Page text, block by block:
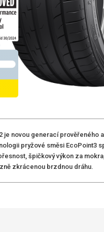
je novou generací prověřeného
pryžové směsi EcoPoint3
špičkový výkon za
zkrácenou brzdnou dráhu.